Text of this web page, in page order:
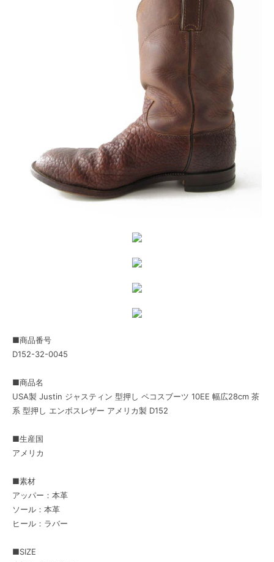
■商品番号
D152-32-0045
■商品名
USA製 Justin ジャスティン 型押し ペコスブーツ 10EE 幅広28cm 茶
系 型押し エンボスレザー アメリカ製 D152
■生産国
アメリカ
■素材
アッパー：本革
ソール：本革
ヒール：ラバー
■SIZE